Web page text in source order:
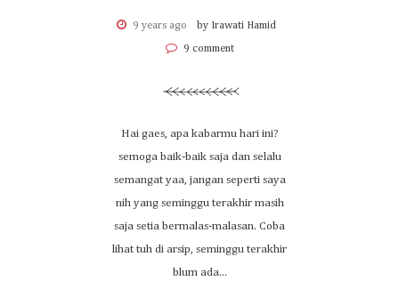
9 years ago by Irawati Hamid
9 comment
Hai gaes, apa kabarmu hari ini?
semoga baik-baik saja dan selalu
semangat yaa, jangan seperti saya
nih yang seminggu terakhir masih
saja setia bermalas-malasan. Coba
lihat tuh di arsip, seminggu terakhir
blum ada...